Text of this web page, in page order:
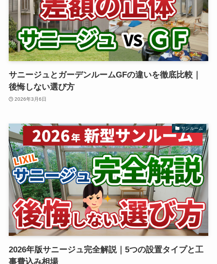
サニージュとガーデンルームGFの違いを徹底比較｜
後悔しない選び方
2026年3月6日
サンルーム
2026年版サニージュ完全解説｜5つの設置タイプと工
事費込み相場